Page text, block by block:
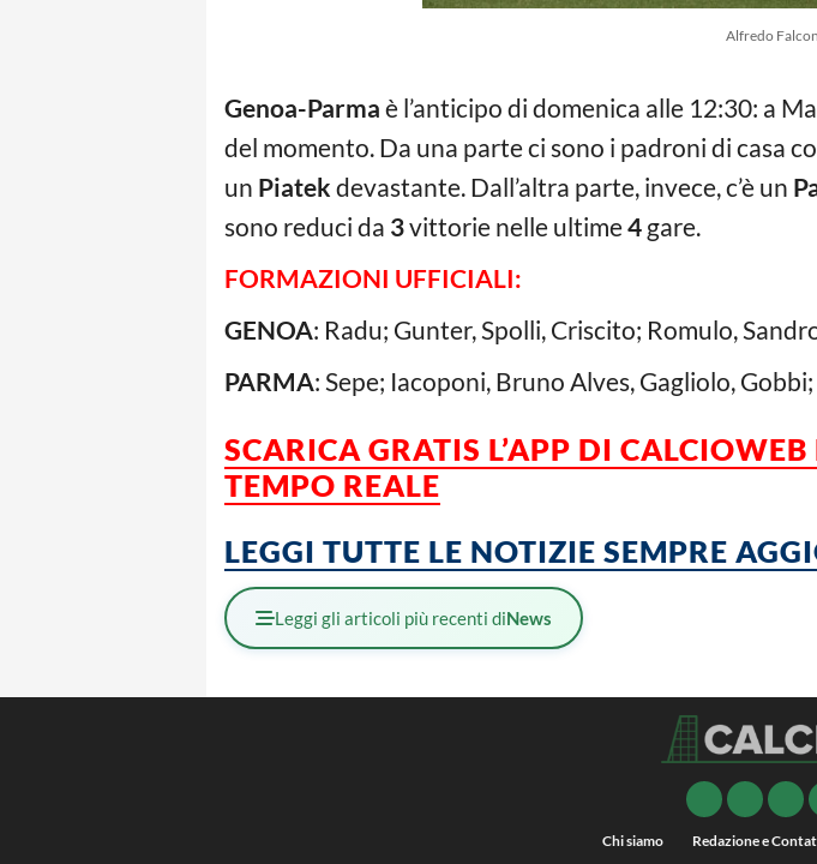
Alfredo
Genoa-Parma è l’anticipo di domenica alle 12:30: a
del momento. Da una parte ci sono i padroni di casa
un Piatek devastante. Dall’altra parte, invece, c’è un
sono reduci da 3vittorie nelle ultime4 gare.
FORMAZIONI UFFICIALI:
GENOA: Radu; Gunter, Spolli, Criscito; Romulo,
PARMA: Sepe; Iacoponi, Bruno Alves, Gagliolo,
SCARICA GRATIS L’APP DI CALCIOWEB
TEMPO REALE
LEGGI TUTTE LE NOTIZIE SEMPRE
Leggi gli articoli più recenti diNews
Chi siamo Redazione e